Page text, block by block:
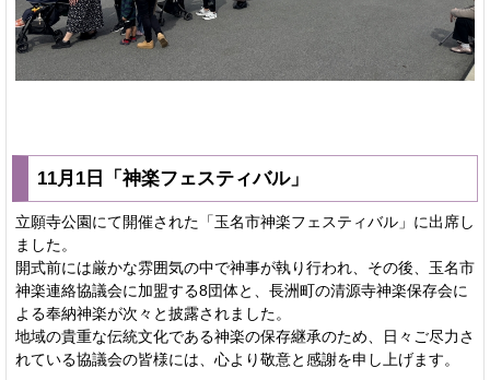
11月1日「神楽フェスティバル」
立願寺公園にて開催された「玉名市神楽フェスティバル」に出席し
ました。
開式前には厳かな雰囲気の中で神事が執り行われ、その後、玉名市
神楽連絡協議会に加盟する8団体と、長洲町の清源寺神楽保存会に
よる奉納神楽が次々と披露されました。
地域の貴重な伝統文化である神楽の保存継承のため、日々ご尽力さ
れている協議会の皆様には、心より敬意と感謝を申し上げます。